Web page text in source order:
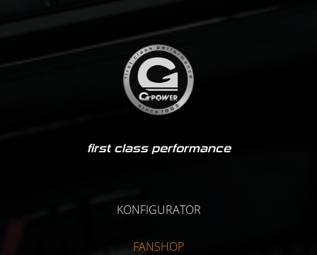
first class performance
KONFIGURATOR
FANSHOP